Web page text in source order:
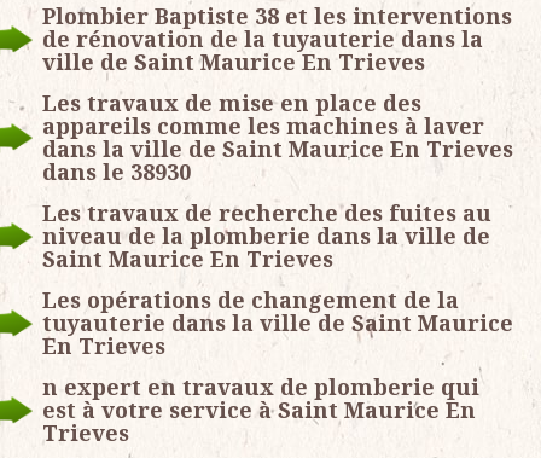
Plombier Baptiste 38 et les interventions
de rénovation de la tuyauterie dans la
ville de Saint Maurice En Trieves
Les travaux de mise en place des
appareils comme les machines à laver
dans la ville de Saint Maurice En Trieves
dans le 38930
Les travaux de recherche des fuites au
niveau de la plomberie dans la ville de
Saint Maurice En Trieves
Les opérations de changement de la
tuyauterie dans la ville de Saint Maurice
En Trieves
n expert en travaux de plomberie qui
est à votre service à Saint Maurice En
Trieves